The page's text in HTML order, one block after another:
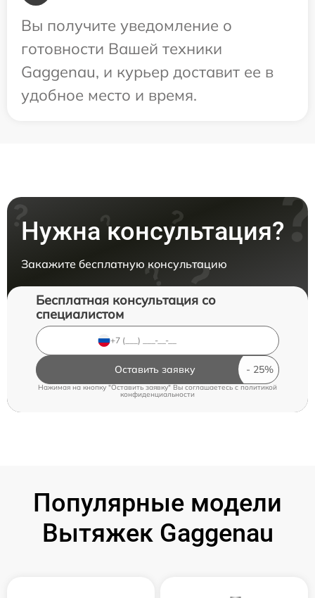
Вы получите уведомление о
готовности Вашей техники
Gaggenau, и курьер доставит ее в
удобное место и время.
Нужна консультация?
Закажите бесплатную консультацию
Бесплатная консультация со
специалистом
Оставить заявку
Нажимая на кнопку "Оставить заявку" Вы соглашаетесь cполитикой
конфиденциальности
Популярные модели
Вытяжек Gaggenau